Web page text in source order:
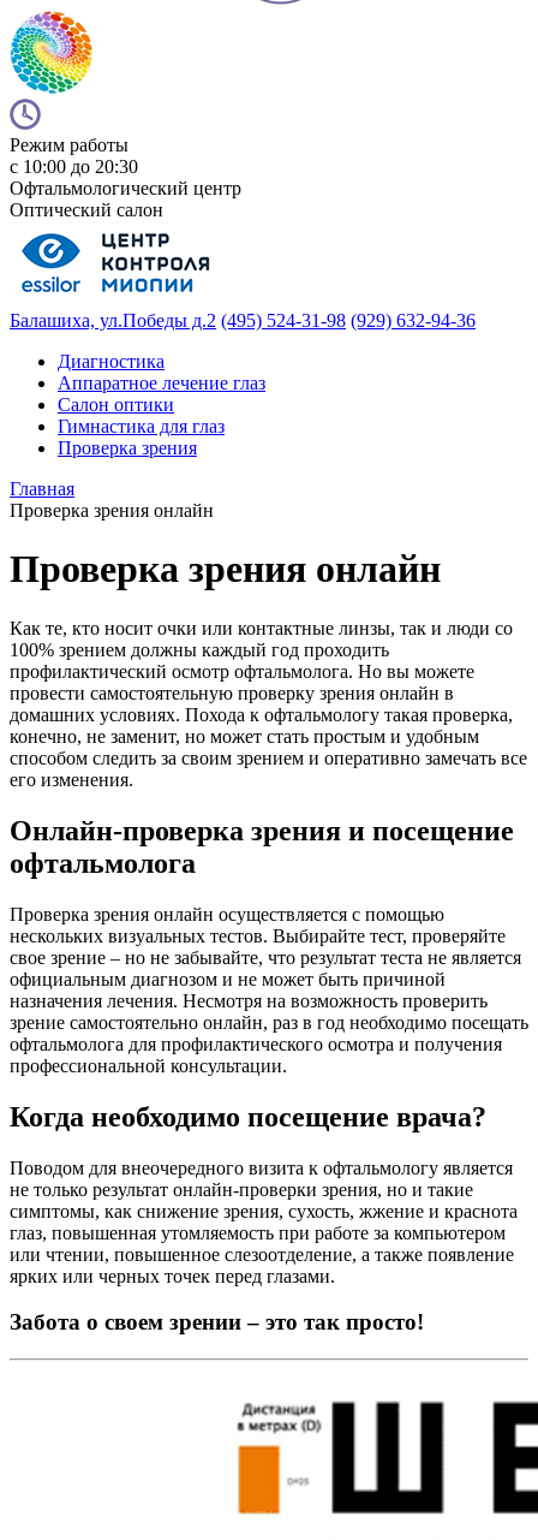
Режим работы
с 10:00 до 20:30
Офтальмологический центр
Оптический салон
Балашиха, ул.Победы д.2 (495) 524-31-98 (929) 632-94-36
Диагностика
Аппаратное лечение глаз
Салон оптики
Гимнастика для глаз
Проверка зрения
Главная
Проверка зрения онлайн
Проверка зрения онлайн
Как те, кто носит очки или контактные линзы, так и люди со
100% зрением должны каждый год проходить
профилактический осмотр офтальмолога. Но вы можете
провести самостоятельную проверку зрения онлайн в
домашних условиях. Похода к офтальмологу такая проверка,
конечно, не заменит, но может стать простым и удобным
способом следить за своим зрением и оперативно замечать все
его изменения.
Онлайн-проверка зрения и посещение
офтальмолога
Проверка зрения онлайн осуществляется с помощью
нескольких визуальных тестов. Выбирайте тест, проверяйте
свое зрение – но не забывайте, что результат теста не является
официальным диагнозом и не может быть причиной
назначения лечения. Несмотря на возможность проверить
зрение самостоятельно онлайн, раз в год необходимо посещать
офтальмолога для профилактического осмотра и получения
профессиональной консультации.
Когда необходимо посещение врача?
Поводом для внеочередного визита к офтальмологу является
не только результат онлайн-проверки зрения, но и такие
симптомы, как снижение зрения, сухость, жжение и краснота
глаз, повышенная утомляемость при работе за компьютером
или чтении, повышенное слезоотделение, а также появление
ярких или черных точек перед глазами.
Забота о своем зрении – это так просто!